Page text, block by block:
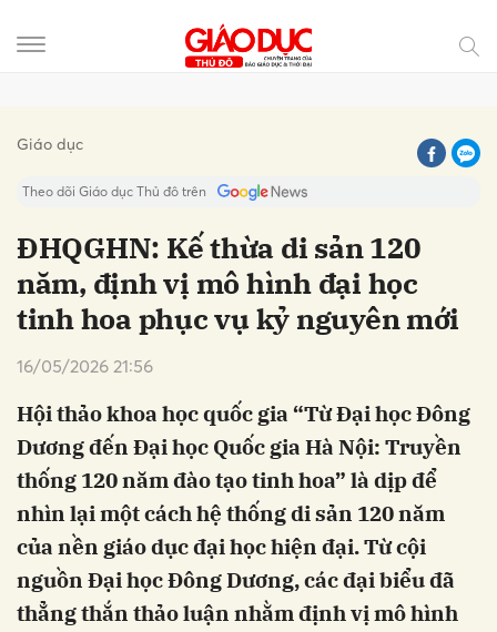
Giáo dục
Theo dõi Giáo dục Thủ đô trên
ĐHQGHN: Kế thừa di sản 120
năm, định vị mô hình đại học
tinh hoa phục vụ kỷ nguyên mới
16/05/2026 21:56
Hội thảo khoa học quốc gia “Từ Đại học Đông
Dương đến Đại học Quốc gia Hà Nội: Truyền
thống 120 năm đào tạo tinh hoa” là dịp để
nhìn lại một cách hệ thống di sản 120 năm
của nền giáo dục đại học hiện đại. Từ cội
nguồn Đại học Đông Dương, các đại biểu đã
thẳng thắn thảo luận nhằm định vị mô hình
Hủy Gửi